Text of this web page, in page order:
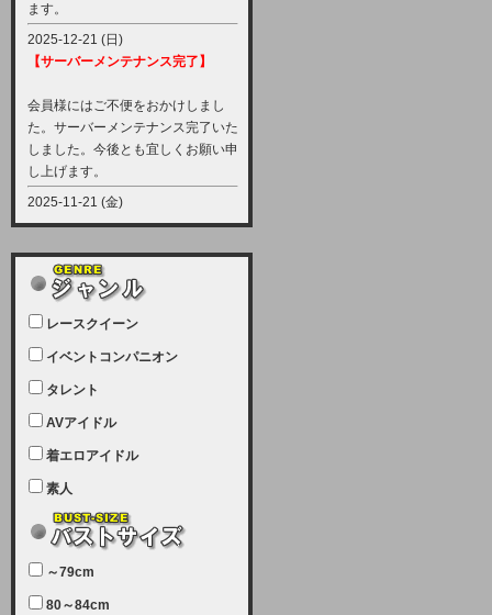
ます。
2025-12-21 (日)
【サーバーメンテナンス完了】
会員様にはご不便をおかけしまし
た。サーバーメンテナンス完了いた
しました。今後とも宜しくお願い申
し上げます。
2025-11-21 (金)
【サーバーメンテナンス実施につい
12月21日（日曜日）午前9：00か
ら午前11：00（予定）でサーバー
メンテナンスを実施します。ユーザ
ー様にはご迷惑をおかけしますがご
理解いただけます様、宜しくお願い
致します。
2025-07-05 (土)
【サーバーメンテナンス完了のお知
本日、サーバーメンテナンスのため
ユーザー様には大変ご迷惑をおかけ
しました。無事、メンテナンスが完
致します。
レースクイーン
イベントコンパニオン
タレント
AVアイドル
着エロアイドル
素人
～79cm
80～84cm